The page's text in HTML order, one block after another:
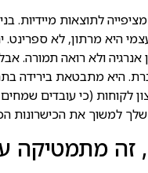
לתוצאות מיידיות.
היא מרתון, לא ספרינט.
ולא רואה תמורה.
היא מתבטאת בירידה
לקוחות (כי עובדים
שלך למשוך את הכישרונות
זה מתמטיקה